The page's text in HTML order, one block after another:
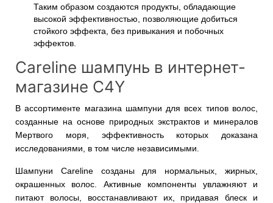
Таким образом создаются продукты, обладающие
высокой эффективностью, позволяющие добиться
стойкого эффекта, без привыкания и побочных
эффектов.
Careline шампунь в интернет-
магазине C4Y
В ассортименте магазина шампуни для всех типов волос,
созданные на основе природных экстрактов и минералов
Мертвого моря, эффективность которых доказана
исследованиями, в том числе независимыми.
Шампуни Careline созданы для нормальных, жирных,
окрашенных волос. Активные компоненты увлажняют и
питают волосы, восстанавливают их, придавая блеск и